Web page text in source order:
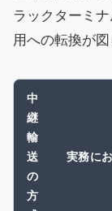
ラックターミ
用への転換が図
中
継
輸
送
の
方
実務に